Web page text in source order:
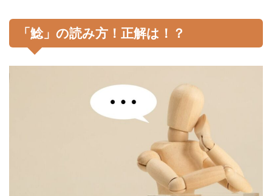
「鯰」の読み方！正解は！？